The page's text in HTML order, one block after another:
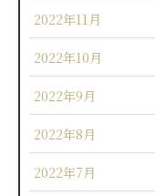
2022年11月
2022年10月
2022年9月
2022年8月
2022年7月